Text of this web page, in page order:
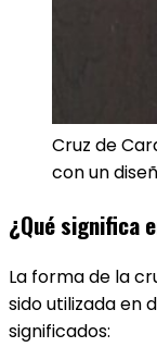
Cruz de
con un
¿Qué significa
La forma de la
sido utilizada en
significados: